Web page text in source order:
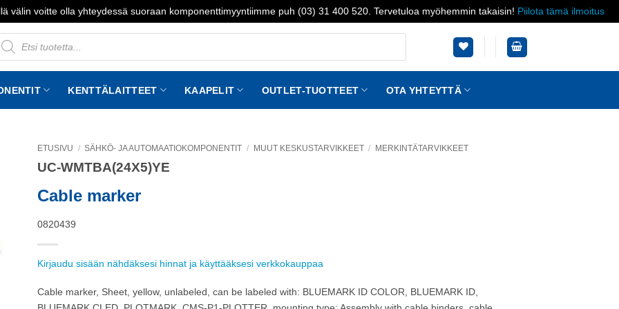
välin voitte olla yhteydessä suoraan komponenttimyyntiimme puh (03) 31 400 520. Tervetuloa myöhemmin takaisin! Piilota tämä ilmoitus
KENTTÄLAITTEET KAAPELIT OUTLET-TUOTTEET OTA YHTEYTTÄ
ETUSIVU / SÄHKÖ- JA AUTOMAATIOKOMPONENTIT / MUUT KESKUSTARVIKKEET / MERKINTÄTARVIKKEET
UC-WMTBA(24X5)YE
Cable marker
0820439
Kirjaudu sisään nähdäksesi hinnat ja käyttääksesi verkkokauppaa
Cable marker, Sheet, yellow, unlabeled, can be labeled with: BLUEMARK ID COLOR, BLUEMARK ID,